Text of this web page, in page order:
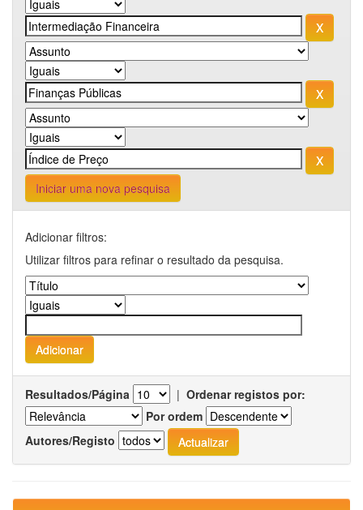
Iniciar uma nova pesquisa
Adicionar filtros:
Utilizar filtros para refinar o resultado da pesquisa.
Resultados/Página | Ordenar registos por:
Por ordem
Autores/Registo